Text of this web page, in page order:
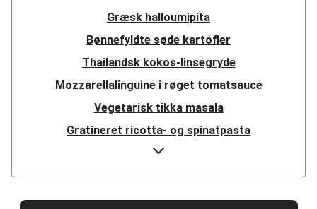
Græsk halloumipita
Bønnefyldte søde kartofler
Thailandsk kokos-linsegryde
Mozzarellalinguine i røget tomatsauce
Vegetarisk tikka masala
Gratineret ricotta- og spinatpasta
Hurtig mexicansk linsegryde
Girasoli i cremet paprikasauce
Græsk halloumisalat